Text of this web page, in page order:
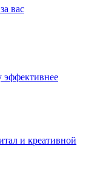
вас
эффективнее
и креативной